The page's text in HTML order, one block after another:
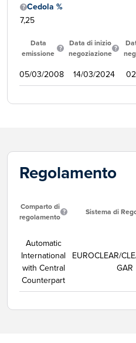
Cedola %
7,25
Data
emissione
Data di inizio
negoziazione
05/03/2008 14/03/2024
Regolamento
Comparto di
regolamento
Sistema di
Automatic
International
with Central
Counterpart
EUROCLEAR/
GAR